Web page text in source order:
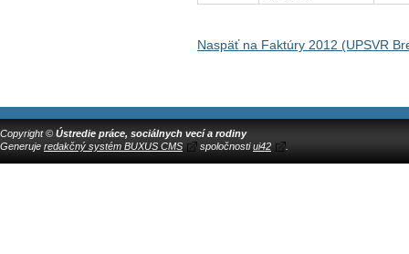
Naspäť na Faktúry 2012 (UPSVR
Copyright © Ústredie práce, sociálnych vecí a rodiny
Generuje redakčný systém BUXUS CMS spoločnostiui42